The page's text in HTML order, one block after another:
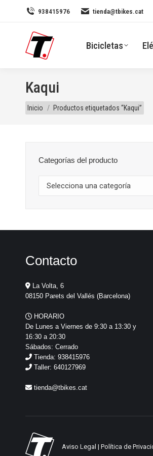
938415976 tienda@tbikes.cat
Bicicletas
Kaqui
Estás aquí:
Inicio Productos etiquetados “Kaqui”
Categorías del producto
Selecciona una categoría
Contacto
La Volta, 6
08150 Parets del Vallés (Barcelona)
HORARIO
De Lunes a Viernes de 9:30 a 13:30 y
16:30 a 20:30
Sábados: Cerrado
Tienda: 938415976
Taller: 640127969
tienda@tbikes.cat
Aviso Legal | Política de